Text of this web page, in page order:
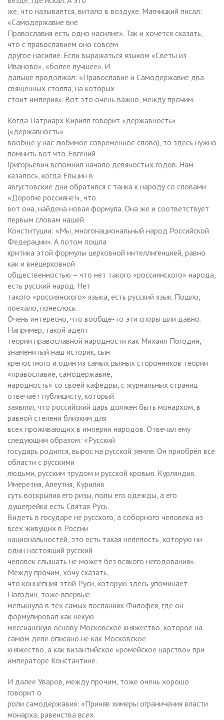
же, что называется, витало в воздухе. Магницкий писал:
«Самодержавие вне
Православия есть одно насилие». Так и хочется сказать,
что с православием оно совсем
другое насилие. Если выражаться языком «Светы из
Иваново», «более лучшее». И
дальше продолжал: «Православие и Самодержавие два
священных столпа, на которых
стоит империя». Вот это очень важно, между прочим.
Когда Патриарх Кирилл говорит «державность»
(«державность»
вообще у нас любимое современное слово), то здесь нужно
помнить вот что. Евгений
Григорьевич вспомнил начало девяностых годов. Нам
казалось, когда Ельцин в
августовские дни обратился с танка к народу со словами
«Дорогие россияне!», что
вот она, найдена новая формула. Она же и соответствует
первым словам нашей
Конституции: «Мы, многонациональный народ Российской
Федерации». А потом пошла
критика этой формулы церковной интеллигенцией, равно
как и внецерковной
общественностью – что нет такого «россиянского» народа,
есть русский народ. Нет
такого «россиянского» языка, есть русский язык. Пошло,
поехало, понеслось.
Очень интересно, что вообще-то эти споры шли давно.
Например, такой адепт
теории православной народности как Михаил Погодин,
знаменитый наш историк, сын
крепостного и один из самых рьяных сторонников теории
«православие, самодержавие,
народность» со своей кафедры, с журнальных страниц
отвечает публицисту, который
заявлял, что российский царь должен быть монархом, в
равной степени близким для
всех проживающих в империи народов. Отвечал ему
следующим образом: «Русский
государь родился, вырос на русской земле. Он приобрёл все
области с русскими
людьми, русским трудом и русской кровью. Курляндия,
Имеретия, Алеутия, Курилия
суть воскрылия его ризы, полы его одежды, а его
душегрейка есть Святая Русь.
Видеть в государе не русского, а соборного человека из
всех живущих в России
национальностей, это есть такая нелепость, которую ни
один настоящий русский
человек слышать не может без всякого негодования».
Между прочим, хочу сказать,
что концепция этой Руси, которую здесь упоминает
Погодин, тоже впервые
мелькнула в тех самых посланиях Филофея, где он
формулировал как некую
мессианскую основу Московское княжество, которое на
самом деле описано не как Московское
княжество, а как византийское «ромейское царство» при
императоре Константине.
И далее Уваров, между прочим, тоже очень хорошо
говорит о
роли самодержавия: «Приняв химеры ограничения власти
монарха, равенства всех